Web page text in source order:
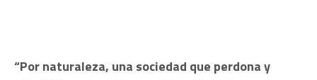
“Por naturaleza, una sociedad que perdona y